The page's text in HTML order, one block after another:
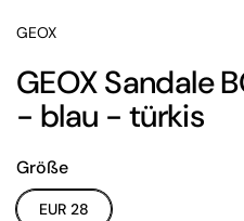
GEOX
GEOX Sandale
- blau - türkis
Größe
EUR 28